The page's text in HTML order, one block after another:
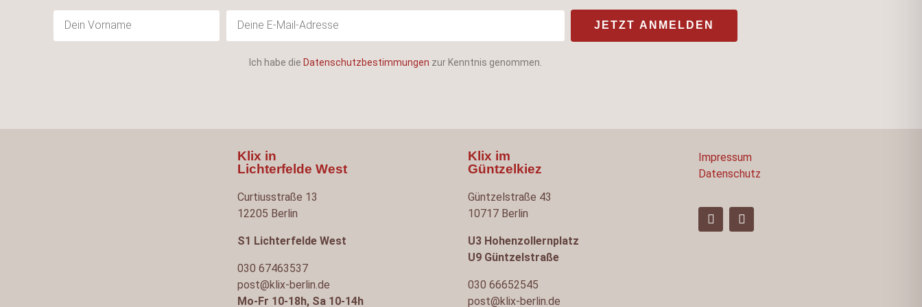
JETZT ANMELDEN
Ich habe die Datenschutzbestimmungen zur Kenntnis genommen.
Klix in
Lichterfelde West
Curtiusstraße 13
12205 Berlin
S1 Lichterfelde West
030 67463537
post@klix-berlin.de
Mo-Fr 10-18h, Sa 10-14h
Klix im
Güntzelkiez
Güntzelstraße 43
10717 Berlin
U3 Hohenzollernplatz
U9 Güntzelstraße
030 66652545
post@klix-berlin.de
Impressum
Datenschutz